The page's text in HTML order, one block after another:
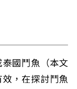
國鬥魚（本文
，在探討鬥魚